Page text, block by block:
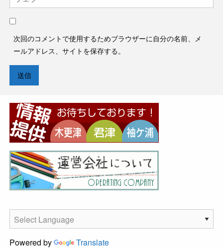
次回のコメントで使用するためブラウザーに自分の名前、メ
ールアドレス、サイトを保存する。
Powered by Translate